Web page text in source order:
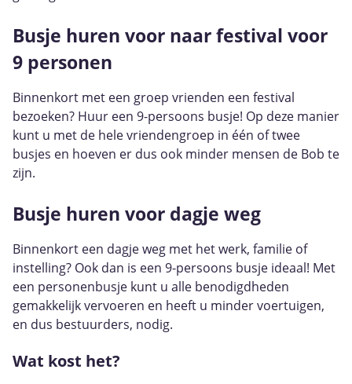
Busje huren voor naar festival voor
9 personen
Binnenkort met een groep vrienden een festival
bezoeken? Huur een 9-persoons busje! Op deze manier
kunt u met de hele vriendengroep in één of twee
busjes en hoeven er dus ook minder mensen de Bob te
zijn.
Busje huren voor dagje weg
Binnenkort een dagje weg met het werk, familie of
instelling? Ook dan is een 9-persoons busje ideaal! Met
een personenbusje kunt u alle benodigdheden
gemakkelijk vervoeren en heeft u minder voertuigen,
en dus bestuurders, nodig.
Wat kost het?